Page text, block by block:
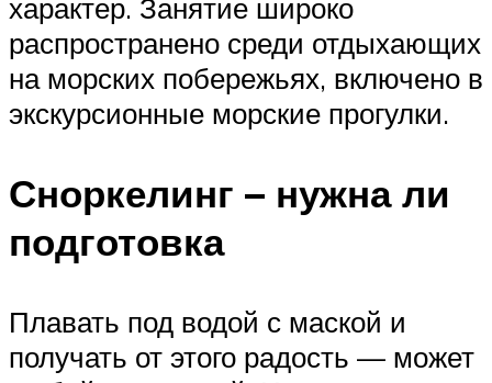
характер. Занятие широко
распространено среди отдыхающих
на морских побережьях, включено в
экскурсионные морские прогулки.
Сноркелинг – нужна ли
подготовка
Плавать под водой с маской и
получать от этого радость — может